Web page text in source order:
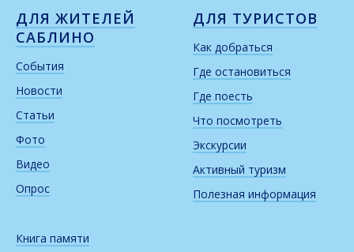
ДЛЯ ЖИТЕЛЕЙ
САБЛИНО
События
Новости
Статьи
Фото
Видео
Опрос
Книга памяти
ДЛЯ ТУРИСТОВ
Как добраться
Где остановиться
Где поесть
Что посмотреть
Экскурсии
Активный туризм
Полезная информация